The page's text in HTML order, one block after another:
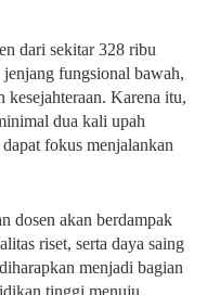
dari sekitar 328 ribu
jenjang fungsional bawah,
kesejahteraan. Karena itu,
dua kali upah
fokus menjalankan
dosen akan berdampak
riset, serta daya saing
menjadi bagian
tinggi menuju